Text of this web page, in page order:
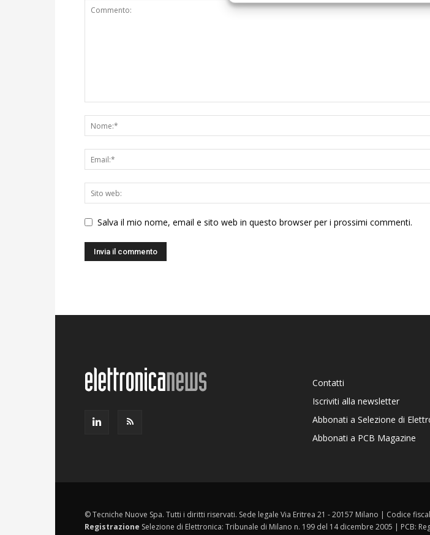
Salva il mio nome, email e sito web in questo browser per i prossimi commenti.
Contatti
Iscriviti alla newsletter
Abbonati a Selezione di
Abbonati a PCB Magazine
© Tecniche Nuove Spa. Tutti i diritti riservati. Sede legale Via Eritrea 21 - 20157 Milano | Codice
Registrazione Selezione di Elettronica: Tribunale di Milano n. 199 del 14 dicembre 2005 | PCB: